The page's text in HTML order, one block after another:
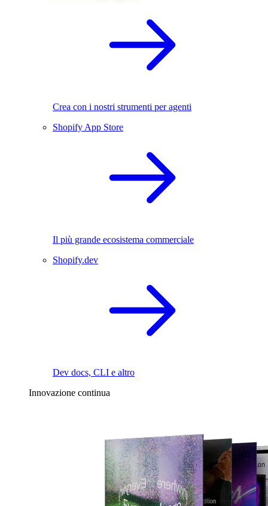
Crea con i nostri strumenti per agenti
Shopify App Store
Il più grande ecosistema commerciale
Shopify.dev
Dev docs, CLI e altro
Innovazione continua